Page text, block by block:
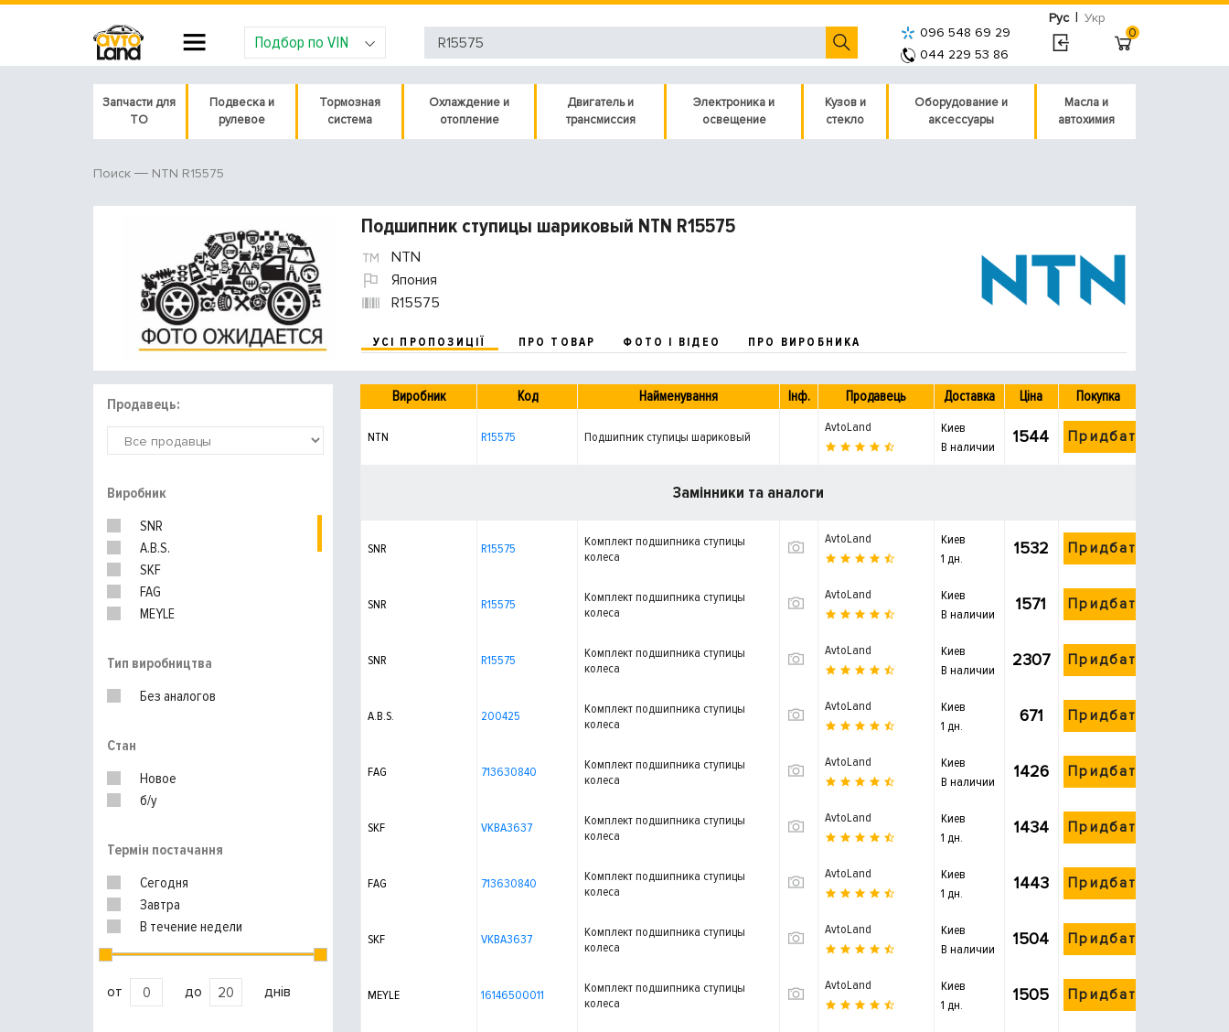
Рус | Укр
Подбор по VIN
096 548 69 29
044 229 53 86
0
Запчасти для
ТО
Подвеска и
рулевое
Тормозная
система
Охлаждение и
отопление
Двигатель и
трансмиссия
Электроника и
освещение
Кузов и
стекло
Оборудование и
аксессуары
Масла и
автохимия
Поиск NTN R15575
Подшипник ступицы шариковый NTN R15575
NTN
Япония
R15575
УСІ ПРОПОЗИЦІЇ ПРО ТОВАР ФОТО І ВІДЕО ПРО ВИРОБНИКА
Продавець:
Виробник
SNR
A.B.S.
SKF
FAG
MEYLE
Тип виробництва
Без аналогов
Стан
Новое
б/у
Термін постачання
Сегодня
Завтра
В течение недели
от до днів
Виробник Код Найменування Інф. Продавець Доставка Ціна Покупка
NTN R15575 Подшипник ступицы шариковый
AvtoLand
Киев
В наличии
1544 Придбати
Замінники та аналоги
SNR R15575
Комплект подшипника ступицы
колеса
AvtoLand
Киев
1 дн.
1532 Придбати
SNR R15575
Комплект подшипника ступицы
колеса
AvtoLand
Киев
В наличии
1571 Придбати
SNR R15575
Комплект подшипника ступицы
колеса
AvtoLand
Киев
В наличии
2307 Придбати
A.B.S. 200425
Комплект подшипника ступицы
колеса
AvtoLand
Киев
1 дн.
671 Придбати
FAG 713630840
Комплект подшипника ступицы
колеса
AvtoLand
Киев
В наличии
1426 Придбати
SKF VKBA3637
Комплект подшипника ступицы
колеса
AvtoLand
Киев
1 дн.
1434 Придбати
FAG 713630840
Комплект подшипника ступицы
колеса
AvtoLand
Киев
1 дн.
1443 Придбати
SKF VKBA3637
Комплект подшипника ступицы
колеса
AvtoLand
Киев
В наличии
1504 Придбати
MEYLE 16146500011
Комплект подшипника ступицы
колеса
AvtoLand
Киев
1 дн.
1505 Придбати